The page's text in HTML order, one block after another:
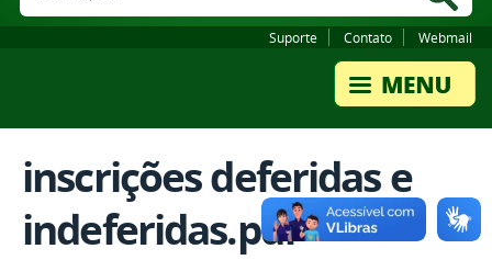
Suporte Contato Webmail
inscrições deferidas e
indeferidas.pdf